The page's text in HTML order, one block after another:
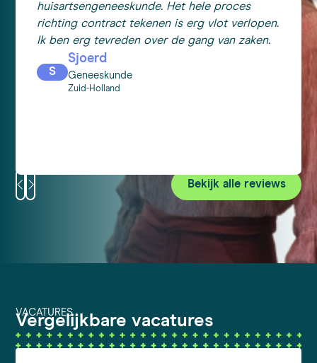
huisartsengeneeskunde. Het hele proces
richting contract tekenen is erg vlot verlopen.
Ik ben erg tevreden over de gang van zaken.
S
Sjoerd
Geneeskunde
Zuid-Holland
Bekijk alle reviews
VACATURES
Vergelijkbare vacatures